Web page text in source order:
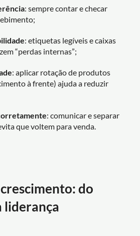
: sempre contar e checar
: etiquetas legíveis e caixas
“perdas internas”;
: aplicar rotação de produtos
à frente) ajuda a reduzir
: comunicar e separar
que voltem para venda.
do
liderança